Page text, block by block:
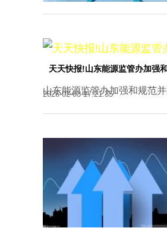
天天快报!山东能源监管办加强
山东能源监管办加强和规范
2026-02-03 17:21:35